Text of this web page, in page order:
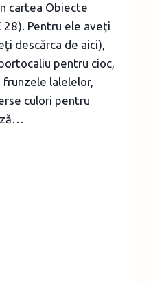
cartea Obiecte
28). Pentru ele aveţi
descărca de aici),
pentru cioc,
lalelelor,
culori pentru